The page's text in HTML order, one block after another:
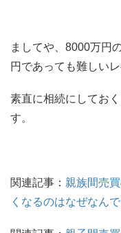
ましてや、8000万円
円であっても難しいレ
素直に相続にしてお
す。
関連記事： 親族間売
くなるのはなぜなん